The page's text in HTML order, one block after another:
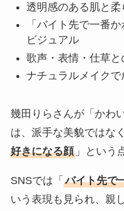
透明感のある肌と
「バイト先で一番
ビジュアル
歌声・表情・仕草と
ナチュラルメイク
幾田りらさんが「かわ
は、派手な美貌ではな
好きになる顔」という
SNSでは「 バイト先で
いう表現も見られ、親